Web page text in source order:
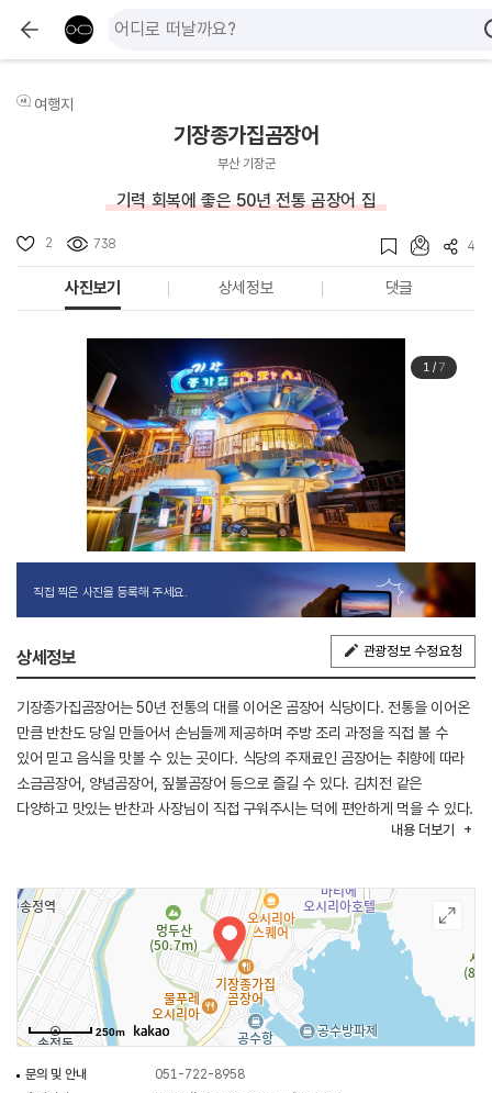
여행지
기장종가집곰장어
부산 기장군
기력 회복에 좋은 50년 전통 곰장어 집
2 738 4
사진보기 상세정보 댓글
1/ 7
직접 찍은 사진을 등록해 주세요.
상세정보 관광정보 수정요청
기장종가집곰장어는 50년 전통의 대를 이어온 곰장어 식당이다. 전통을 이어온
만큼 반찬도 당일 만들어서 손님들께 제공하며 주방 조리 과정을 직접 볼 수
있어 믿고 음식을 맛볼 수 있는 곳이다. 식당의 주재료인 곰장어는 취향에 따라
소금곰장어, 양념곰장어, 짚불곰장어 등으로 즐길 수 있다. 김치전 같은
다양하고 맛있는 반찬과 사장님이 직접 구워주시는 덕에 편안하게 먹을 수 있다.
처음이지’ 핀란드 편에서 외국인들에게 낯선 식재료지만 곰장어의 담백한 맛에
빠져드는 모습을 볼 수 있다.
내용 더보기
250m
문의 및 안내
051-722-8958